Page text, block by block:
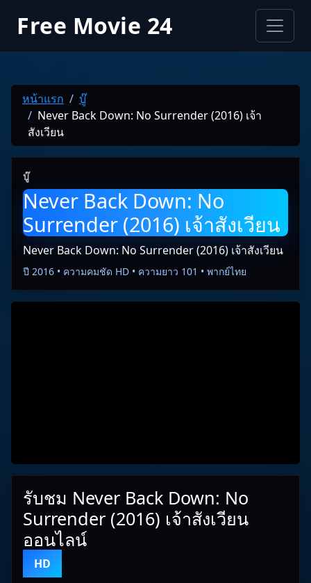
Free Movie 24
หน้าแรก
บู๊
Never Back Down: No Surrender (2016) เจ้า
สังเวียน
บู๊
Never Back Down: No
Surrender (2016) เจ้าสังเวียน
Never Back Down: No Surrender (2016) เจ้าสังเวียน
ปี 2016 • ความคมชัด HD • ความยาว 101 • พากย์ไทย
รับชม Never Back Down: No
Surrender (2016) เจ้าสังเวียน
ออนไลน์
HD